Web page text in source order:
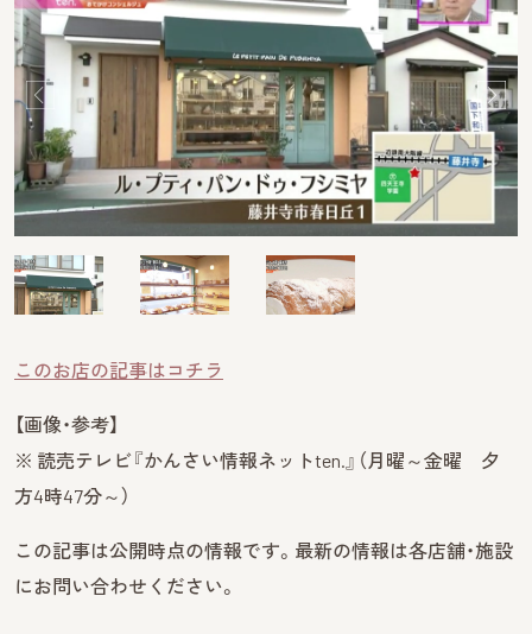
このお店の記事はコチラ
【画像・参考】
※ 読売テレビ『かんさい情報ネットten.』（月曜～金曜 夕
方4時47分～）
この記事は公開時点の情報です。最新の情報は各店舗・施設
にお問い合わせください。